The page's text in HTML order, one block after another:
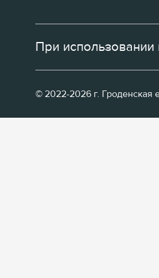
При использовании
© 2022-2026 г. Гроденская